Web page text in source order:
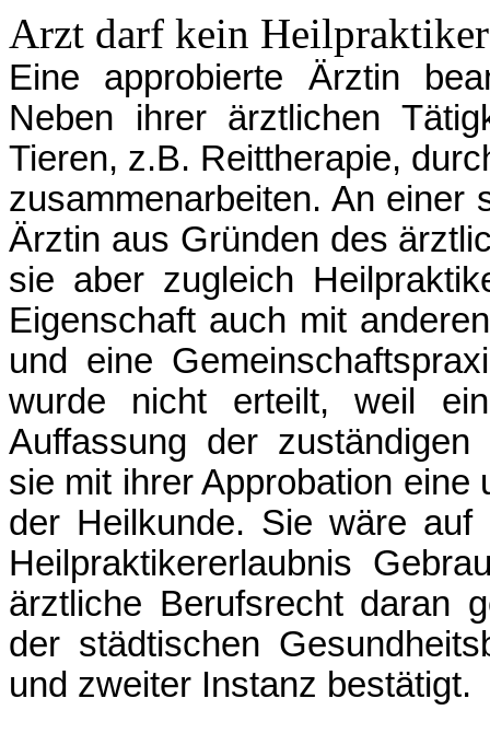
Arzt darf kein
Eine approbierte Ärztin
Neben ihrer ärztlichen
Tieren, z.B. Reittherapie,
zusammenarbeiten. An einer
Ärztin aus Gründen des
sie aber zugleich
Eigenschaft auch mit
und eine
wurde nicht erteilt, weil
Auffassung der
sie mit ihrer Approbation
der Heilkunde. Sie wäre
Heilpraktikererlaubnis
ärztliche Berufsrecht daran
der städtischen
und zweiter Instanz bestätigt.